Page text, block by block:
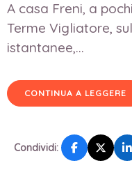
A casa Freni, a
Terme Vigliatore,
istantanee,...
CONTINUA A LEGGERE
Condividi: